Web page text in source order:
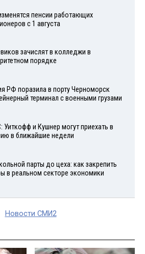
пенсии работающих
с 1 августа
зачислят в колледжи в
порядке
РФ поразила в порту Черноморск
терминал с военными грузами
Уиткофф и Кушнер могут приехать в
в ближайшие недели
парты до цеха: как закрепить
в реальном секторе экономики
Новости СМИ2